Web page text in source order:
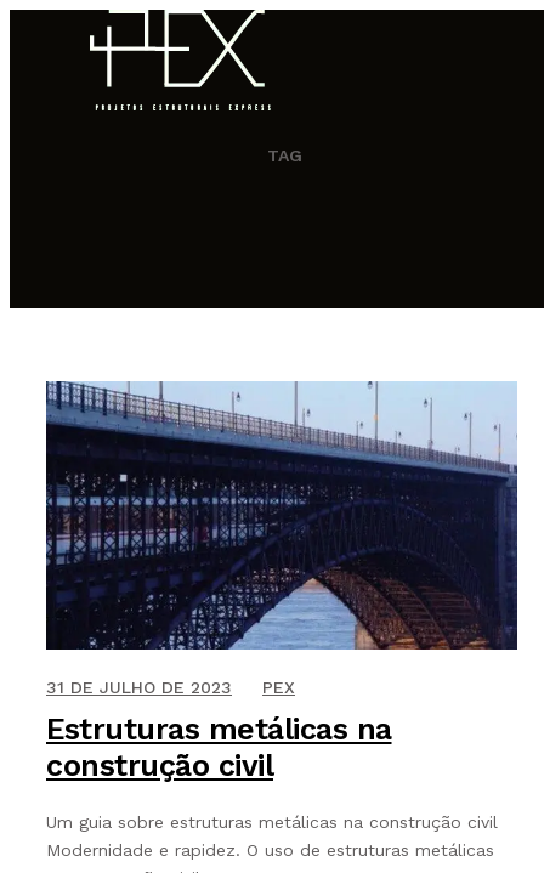
COMO FUNCIONA
PORTFÓLIO
BLOG
TAG
9 DE SETEMBRO DE 2021
31 DE JULHO DE 2023 PEX
Estruturas metálicas na
construção civil
Um guia sobre estruturas metálicas na construção civil
Modernidade e rapidez. O uso de estruturas metálicas